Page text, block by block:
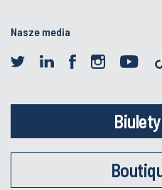
Nasze media